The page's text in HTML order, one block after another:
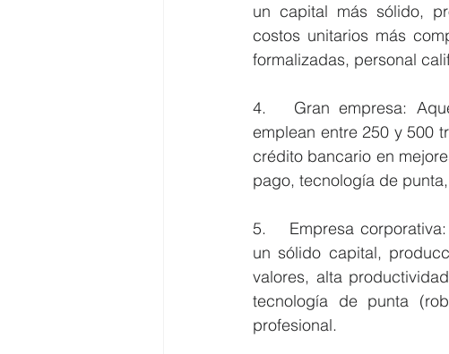
un capital más sólido,
costos unitarios más
formalizadas, personal
4.	Gran empresa: Aquellas empresas con una venta anual mayor de 2,300 UIT y
emplean entre 250 y 500
crédito bancario en
pago, tecnología de
5.	Empresa corporativa: Aquellas empresas que emplean más de 500 trabajadores con
un sólido capital,
valores, alta
tecnología de punta
profesional.